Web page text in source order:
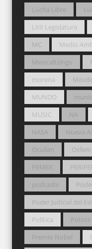
Lucha Libre
LXII Legislatura
MC
Medio
Mexicaltzingo
morena
MUNDO
munic
MUSIC
NA
NASA
Nueva
Ocuilan
Osfem
PEMEX
podcasts
Poder Judicial del
Política
Potros
Premio Nobel